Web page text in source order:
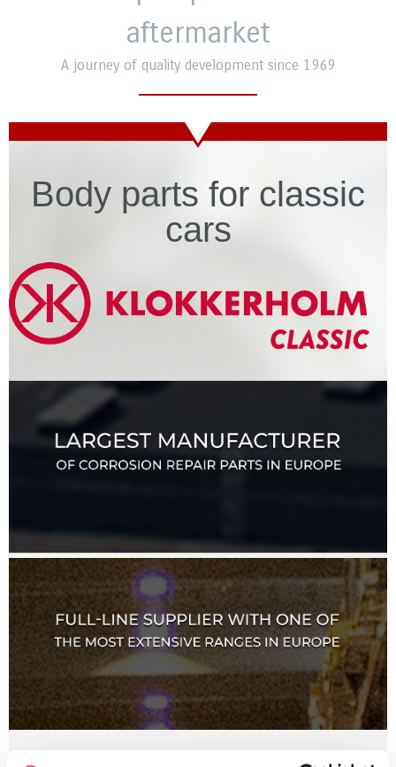
aftermarket
A journey of quality development since 1969
Body parts for classic
cars